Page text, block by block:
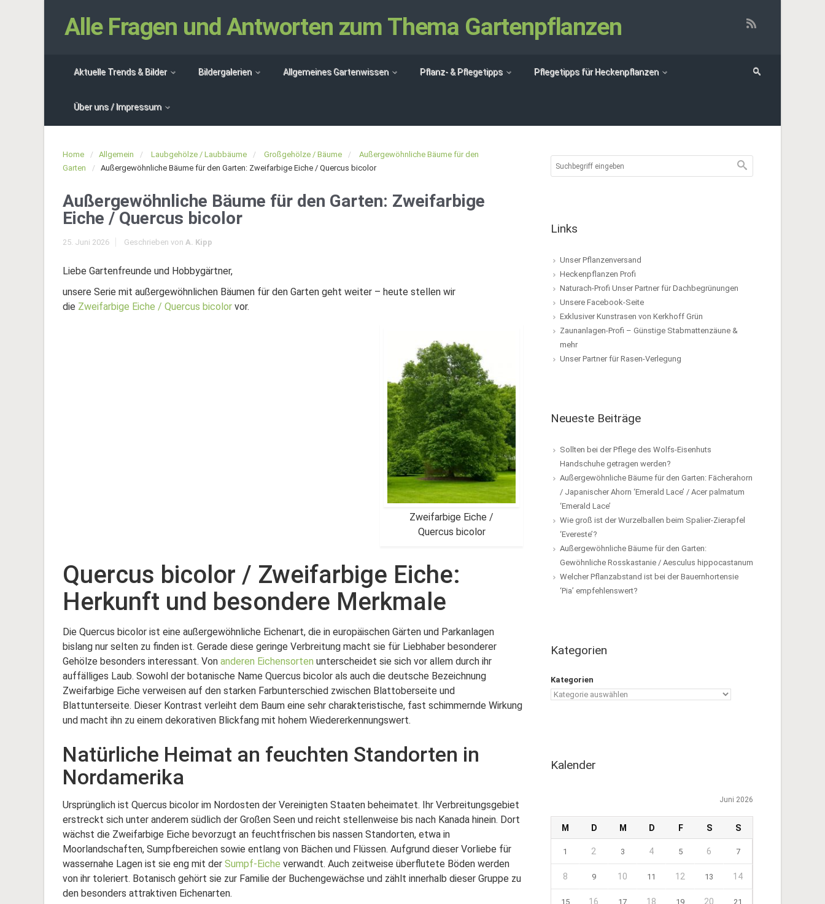
Alle Fragen und Antworten zum Thema Gartenpflanzen
Aktuelle Trends & Bilder Bildergalerien Allgemeines Gartenwissen Pflanz- & Pflegetipps Pflegetipps für Heckenpflanzen
Über uns / Impressum
Home Allgemein Laubgehölze / Laubbäume Großgehölze / Bäume
Außergewöhnliche Bäume für den
Garten
Außergewöhnliche Bäume für den Garten: Zweifarbige Eiche / Quercus bicolor
Außergewöhnliche Bäume für den Garten: Zweifarbige
Eiche / Quercus bicolor
25. Juni 2026 Geschrieben von A. Kipp
Liebe Gartenfreunde und Hobbygärtner,
unsere Serie mit außergewöhnlichen Bäumen für den Garten geht weiter – heute stellen wir
die Zweifarbige Eiche / Quercus bicolor vor.
Zweifarbige Eiche /
Quercus bicolor
Quercus bicolor / Zweifarbige Eiche:
Herkunft und besondere Merkmale
Die Quercus bicolor ist eine außergewöhnliche Eichenart, die in europäischen Gärten und Parkanlagen
bislang nur selten zu finden ist. Gerade diese geringe Verbreitung macht sie für Liebhaber besonderer
Gehölze besonders interessant. Von anderen Eichensorten unterscheidet sie sich vor allem durch ihr
auffälliges Laub. Sowohl der botanische Name Quercus bicolor als auch die deutsche Bezeichnung
Zweifarbige Eiche verweisen auf den starken Farbunterschied zwischen Blattoberseite und
Blattunterseite. Dieser Kontrast verleiht dem Baum eine sehr charakteristische, fast schimmernde Wirkung
und macht ihn zu einem dekorativen Blickfang mit hohem Wiedererkennungswert.
Natürliche Heimat an feuchten Standorten in
Nordamerika
Ursprünglich ist Quercus bicolor im Nordosten der Vereinigten Staaten beheimatet. Ihr Verbreitungsgebiet
erstreckt sich unter anderem südlich der Großen Seen und reicht stellenweise bis nach Kanada hinein. Dort
wächst die Zweifarbige Eiche bevorzugt an feuchtfrischen bis nassen Standorten, etwa in
Moorlandschaften, Sumpfbereichen sowie entlang von Bächen und Flüssen. Aufgrund dieser Vorliebe für
wassernahe Lagen ist sie eng mit der Sumpf-Eiche verwandt. Auch zeitweise überflutete Böden werden
von ihr toleriert. Botanisch gehört sie zur Familie der Buchengewächse und zählt innerhalb dieser Gruppe zu
den besonders attraktiven Eichenarten.
Links
Unser Pflanzenversand
Heckenpflanzen Profi
Naturach-Profi Unser Partner für Dachbegrünungen
Unsere Facebook-Seite
Exklusiver Kunstrasen von Kerkhoff Grün
Zaunanlagen-Profi – Günstige Stabmattenzäune &
mehr
Unser Partner für Rasen-Verlegung
Neueste Beiträge
Sollten bei der Pflege des Wolfs-Eisenhuts
Handschuhe getragen werden?
Außergewöhnliche Bäume für den Garten: Fächerahorn
/ Japanischer Ahorn ‘Emerald Lace’ / Acer palmatum
‘Emerald Lace’
Wie groß ist der Wurzelballen beim Spalier-Zierapfel
‘Evereste’?
Außergewöhnliche Bäume für den Garten:
Gewöhnliche Rosskastanie / Aesculus hippocastanum
Welcher Pflanzabstand ist bei der Bauernhortensie
‘Pia’ empfehlenswert?
Kategorien
Kategorien
Kalender
Juni 2026
M D M D F S S
1 2 3 4 5 6 7
8 9 10 11 12 13 14
15 16 17 18 19 20 21